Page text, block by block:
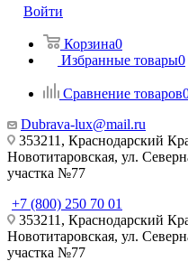
Войти
Корзина0
Избранные товары0
Сравнение товаров
Dubrava-lux@mail.ru
353211, Краснодарский
Новотитаровская, ул.
участка №77
+7 (800) 250 70 01
353211, Краснодарский
Новотитаровская, ул.
участка №77